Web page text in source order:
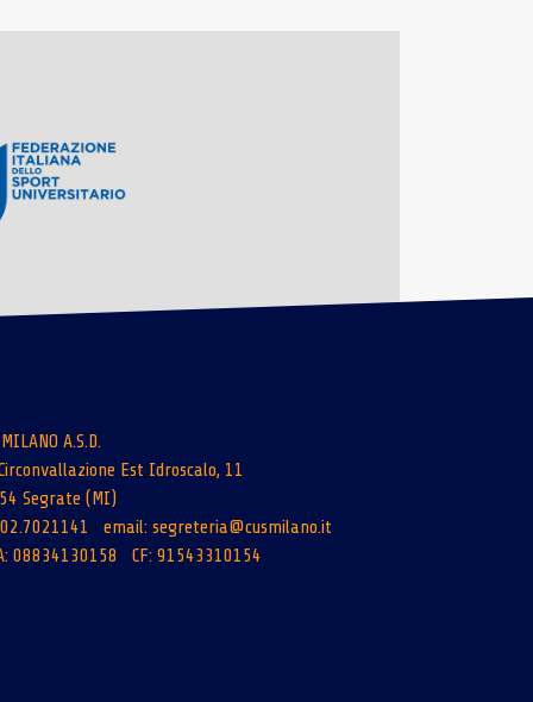
A.S.D.
Est Idroscalo, 11
Segrate (MI)
02.7021141 email: segreteria@cusmilano.it
08834130158 CF: 91543310154